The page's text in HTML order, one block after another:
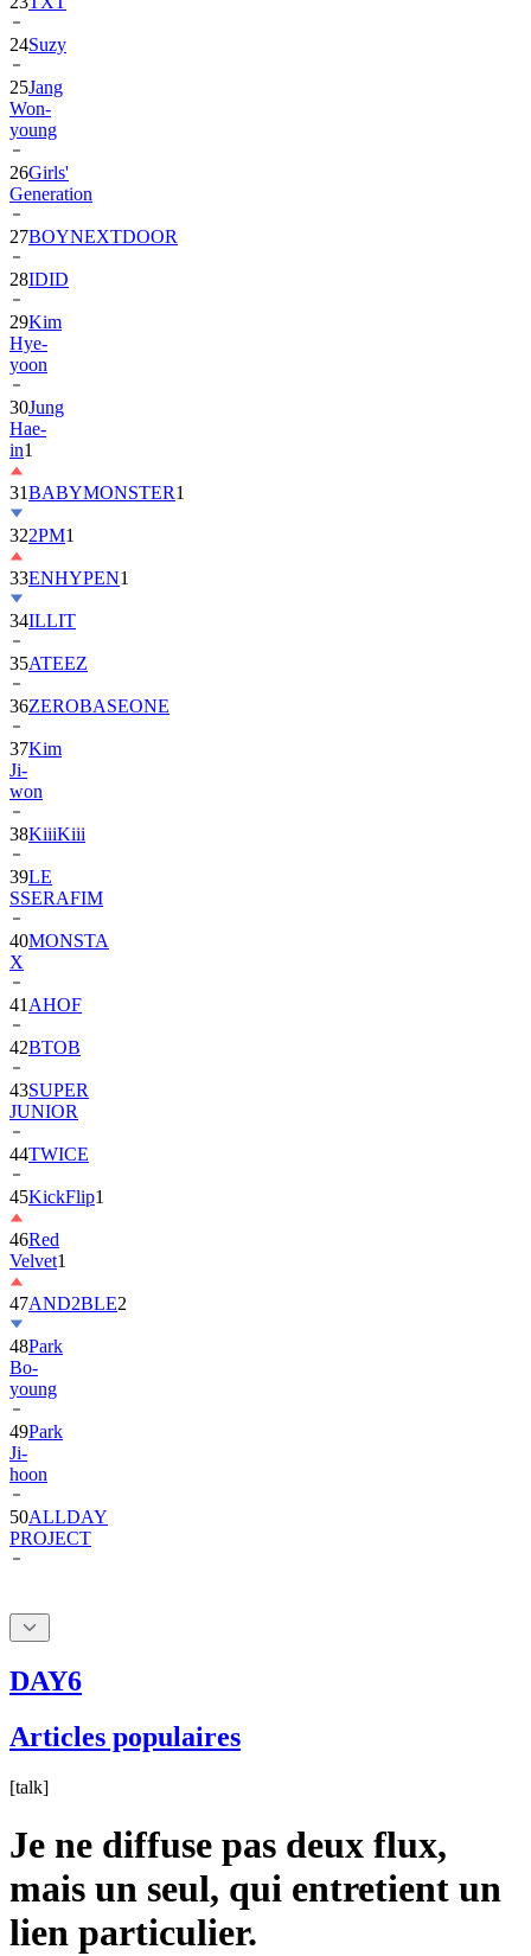
24Suzy
25Jang
Won-
young
26Girls'
Generation
27BOYNEXTDOOR
28IDID
29Kim
Hye-
yoon
30Jung
Hae-
in1
31BABYMONSTER1
322PM1
33ENHYPEN1
34ILLIT
35ATEEZ
36ZEROBASEONE
37Kim
Ji-
won
38KiiiKiii
39LE
SSERAFIM
40MONSTA
X
41 AHOF
42BTOB
43SUPER
JUNIOR
44TWICE
45KickFlip1
46Red
Velvet1
47AND2BLE2
48Park
Bo-
young
49Park
Ji-
hoon
50ALLDAY
PROJECT
DAY6
Articles populaires
[talk]
Je ne diffuse pas deux flux,
mais un seul, qui entretient un
lien particulier.